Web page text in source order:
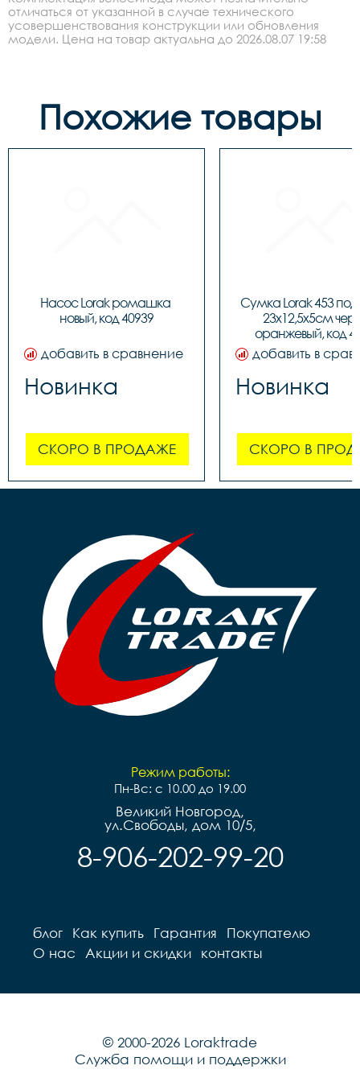
отличаться от указанной в случае технического
усовершенствования конструкции или обновления
модели. Цена на товар актуальна до 2026.08.07 19:58
Похожие товары
Насос Lorak ромашка
новый, код 40939
добавить в сравнение
Новинка
СКОРО В ПРОДАЖЕ
Сумка Lorak 453
23х12,5х5см
оранжевый, код
добавить в
Новинка
СКОРО В
Режим работы:
Пн-Вс: с 10.00 до 19.00
Великий Новгород,
ул.Свободы, дом 10/5,
8-906-202-99-20
блог Как купить Гарантия
Покупателю
О нас
Акции и скидки контакты
© 2000-2026 Loraktrade
Служба помощи и поддержки